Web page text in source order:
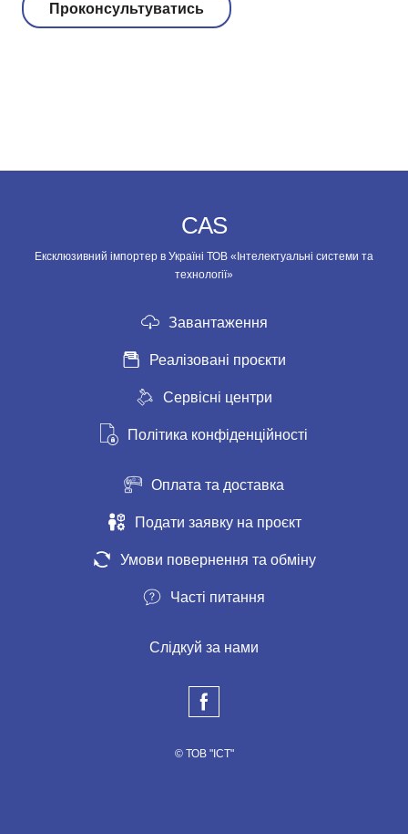
Проконсультуватись
CAS
Ексклюзивний імпортер в Україні ТОВ «Інтелектуальні системи та
технології»
Завантаження
Реалізовані проєкти
Сервісні центри
Політика конфіденційності
Оплата та доставка
Подати заявку на проєкт
Умови повернення та обміну
Часті питання
Слідкуй за нами
© ТОВ "ІСТ"